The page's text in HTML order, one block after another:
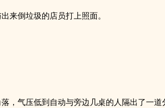
来倒垃圾的店员打上照面。
，气压低到自动与旁边几桌的人隔出了一道